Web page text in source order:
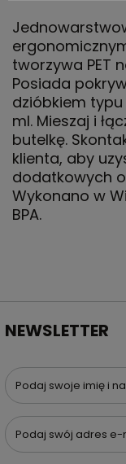
tworzywa PET
Posiada
dzióbkiem
ml. Mieszaj i
butelkę.
klienta, aby
dodatkowych
Wykonano w
BPA.
NEWSLETTER
Podaj swoje imię i
Podaj swój adres e-